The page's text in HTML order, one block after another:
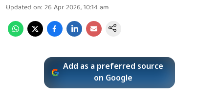
Updated on: 26 Apr 2026, 10:14 am
Add as a preferred source
on Google